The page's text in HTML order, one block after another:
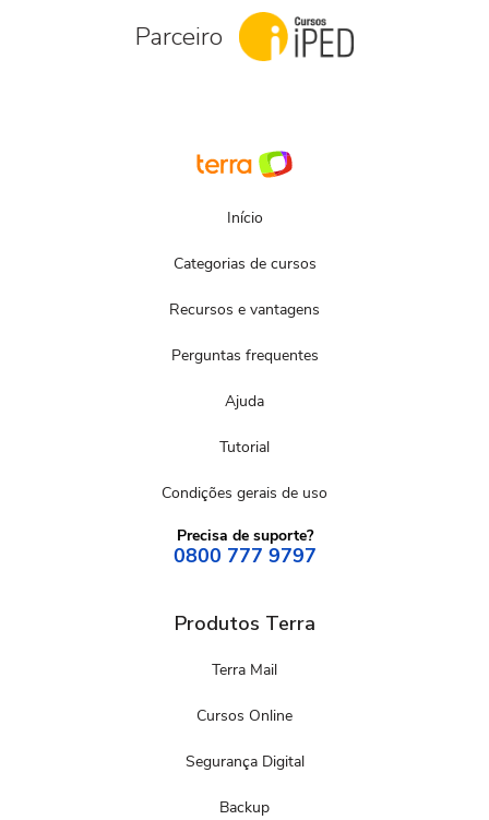
Parceiro
Início
Categorias de cursos
Recursos e vantagens
Perguntas frequentes
Ajuda
Tutorial
Condições gerais de uso
Precisa de suporte?
0800 777 9797
Produtos Terra
Terra Mail
Cursos Online
Segurança Digital
Backup